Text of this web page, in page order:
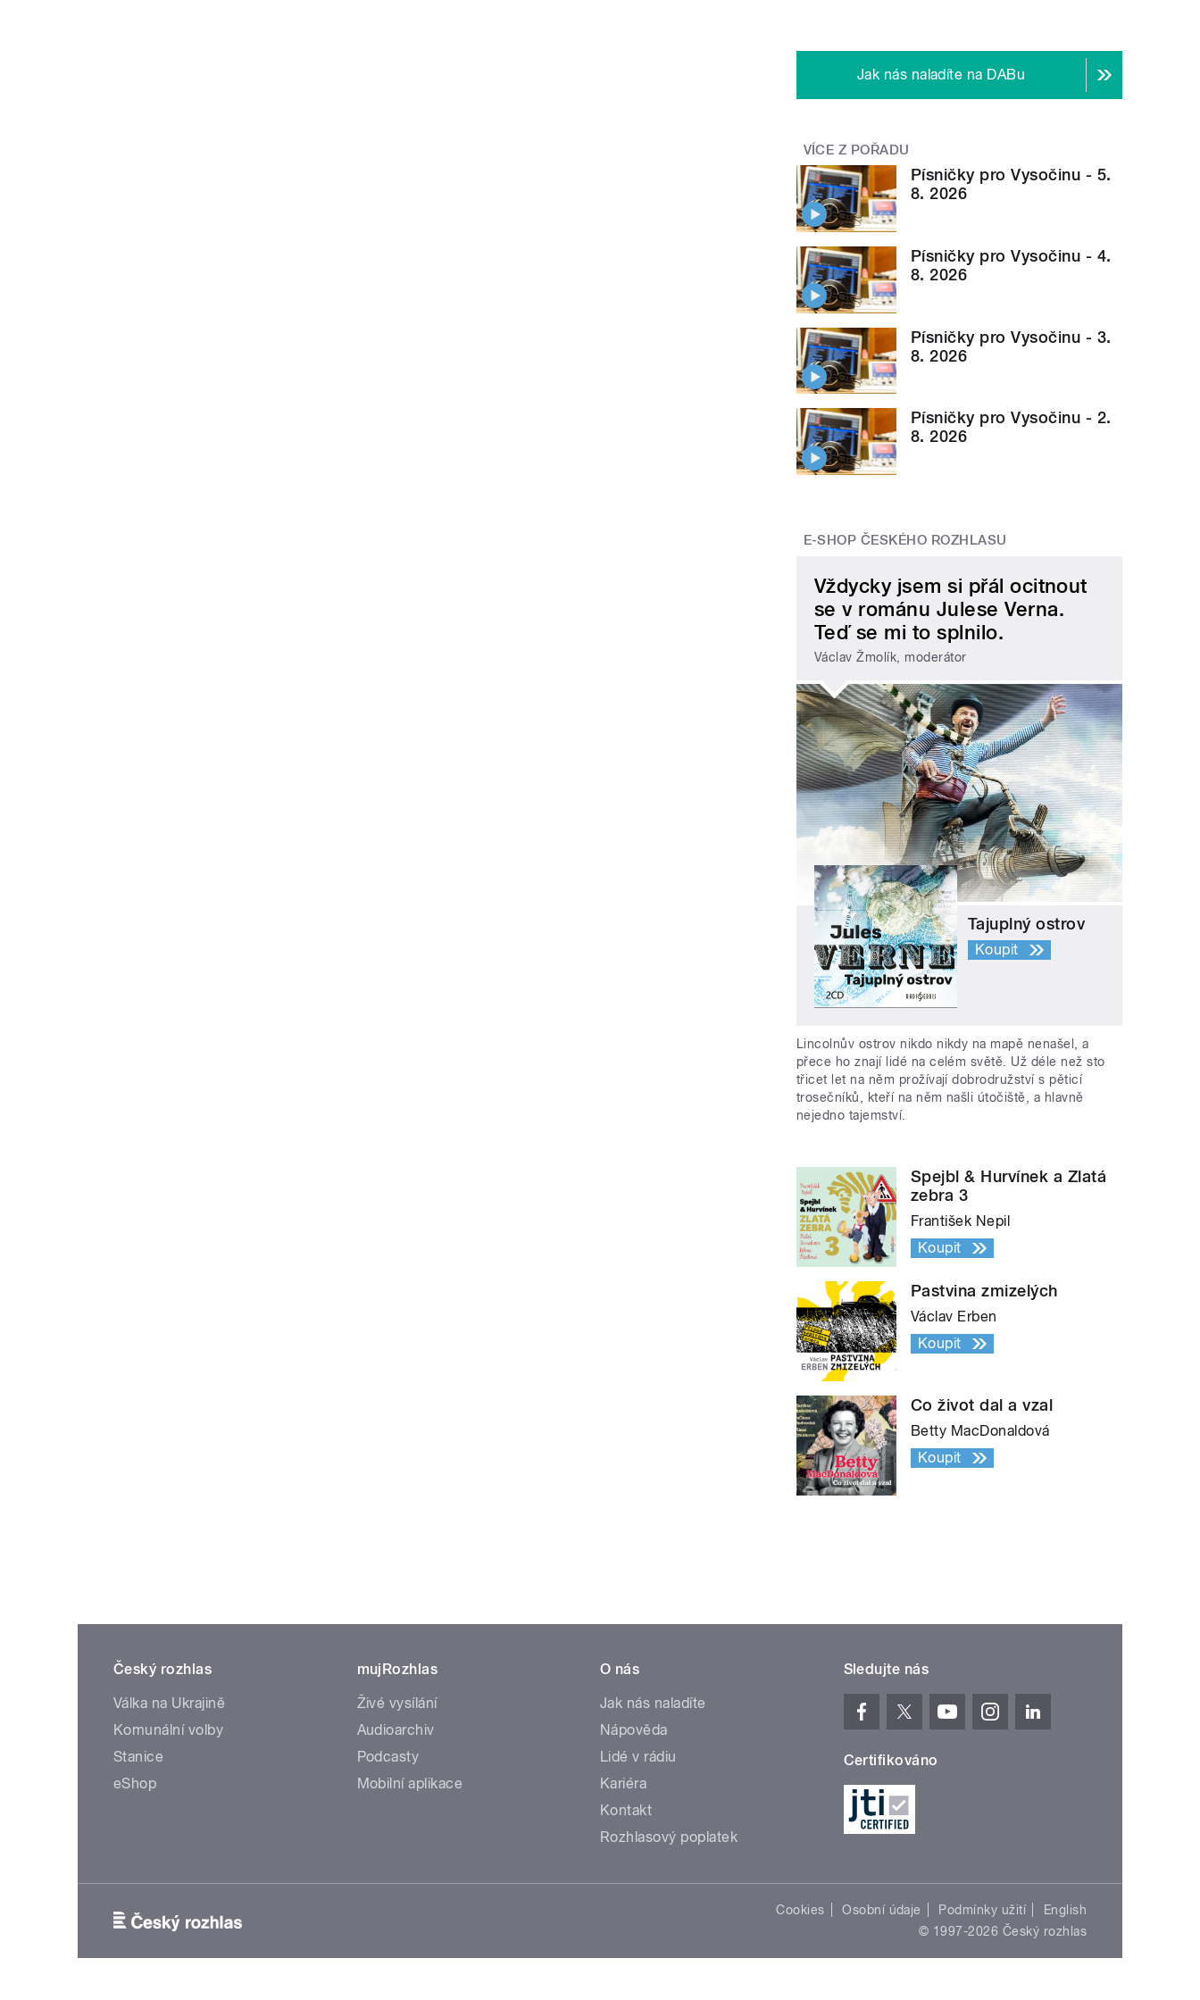
Jak nás naladíte na DABu
VÍCE Z POŘADU
Písničky pro Vysočinu - 5.
8. 2026
Písničky pro Vysočinu - 4.
8. 2026
Písničky pro Vysočinu - 3.
8. 2026
Písničky pro Vysočinu - 2.
8. 2026
E-SHOP ČESKÉHO ROZHLASU
Vždycky jsem si přál ocitnout
se v románu Julese Verna.
Teď se mi to splnilo.
Václav Žmolík, moderátor
Tajuplný ostrov
Koupit
Lincolnův ostrov nikdo nikdy na mapě nenašel, a
přece ho znají lidé na celém světě. Už déle než sto
třicet let na něm prožívají dobrodružství s pěticí
trosečníků, kteří na něm našli útočiště, a hlavně
nejedno tajemství.
Spejbl & Hurvínek a Zlatá
zebra 3
František Nepil
Koupit
Pastvina zmizelých
Václav Erben
Koupit
Co život dal a vzal
Betty MacDonaldová
Koupit
Český rozhlas
Válka na Ukrajině
Komunální volby
Stanice
eShop
mujRozhlas
Živé vysílání
Audioarchiv
Podcasty
Mobilní aplikace
O nás
Jak nás naladíte
Nápověda
Lidé v rádiu
Kariéra
Kontakt
Rozhlasový poplatek
Sledujte nás
Certifikováno
Cookies Osobní údaje Podmínky užití
English
© 1997-2026 Český rozhlas